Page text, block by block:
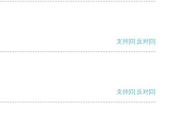
支持[0] 反对[0]
支持[0] 反对[0]